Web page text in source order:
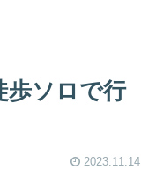
歩ソロで行
2023.11.14